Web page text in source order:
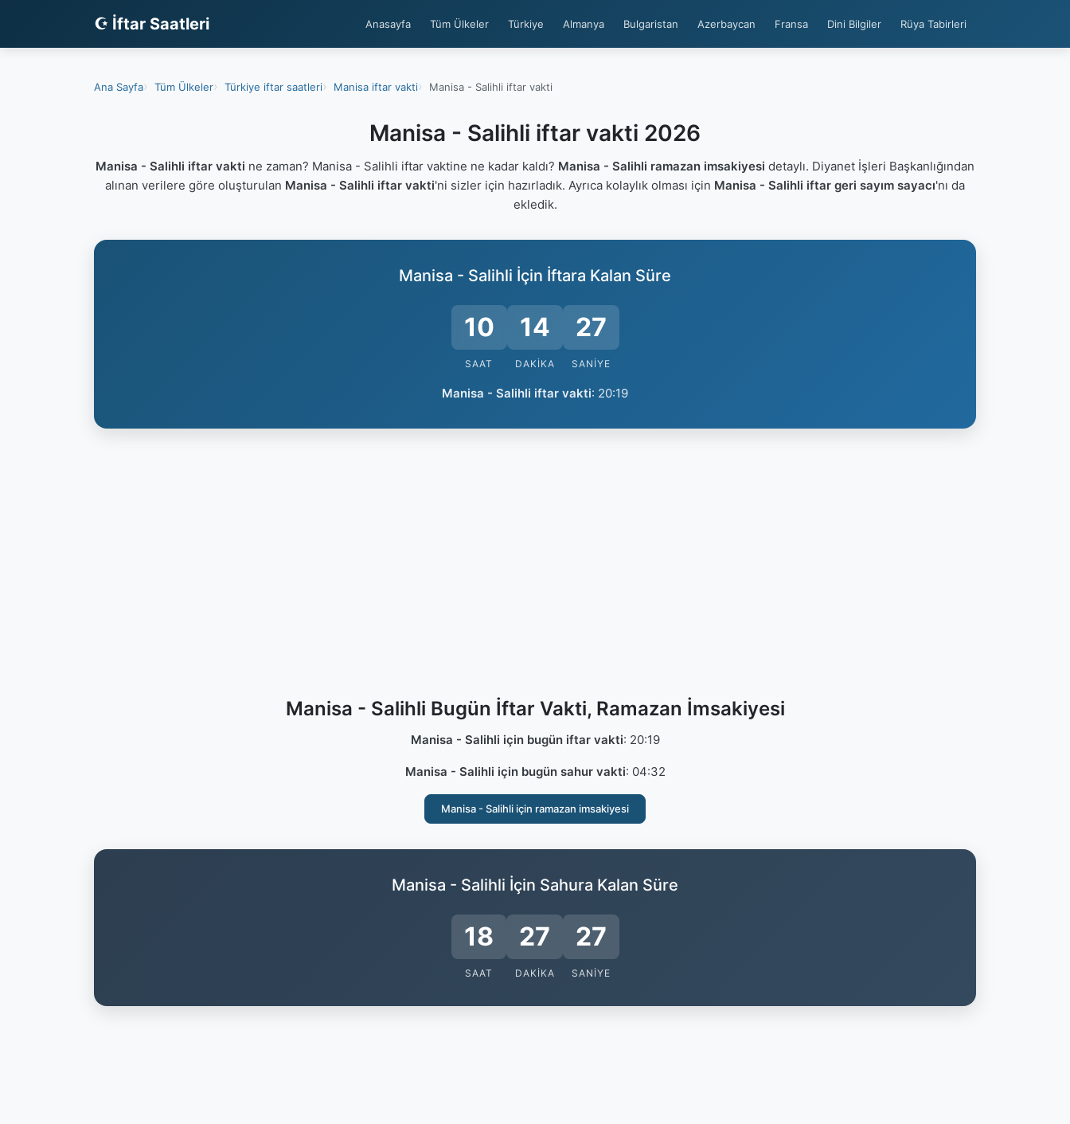
☪ İftar Saatleri Anasayfa Tüm Ülkeler Türkiye Almanya Bulgaristan Azerbaycan Fransa Dini Bilgiler Rüya Tabirleri
Ana Sayfa Tüm Ülkeler Türkiye iftar saatleri Manisa iftar vakti Manisa - Salihli iftar vakti
Manisa - Salihli iftar vakti 2026
Manisa - Salihli iftar vakti ne zaman? Manisa - Salihli iftar vaktine ne kadar kaldı? Manisa - Salihli ramazan imsakiyesi detaylı. Diyanet İşleri Başkanlığından
alınan verilere göre oluşturulan Manisa - Salihli iftar vakti'ni sizler için hazırladık. Ayrıca kolaylık olması için Manisa - Salihli iftar geri sayım sayacı'nı da
ekledik.
Manisa - Salihli İçin İftara Kalan Süre
10
SAAT
14
DAKIKA
27
SANIYE
Manisa - Salihli iftar vakti: 20:19
Manisa - Salihli Bugün İftar Vakti, Ramazan İmsakiyesi
Manisa - Salihli için bugün iftar vakti: 20:19
Manisa - Salihli için bugün sahur vakti: 04:32
Manisa - Salihli için ramazan imsakiyesi
Manisa - Salihli İçin Sahura Kalan Süre
18
SAAT
27
DAKIKA
27
SANIYE